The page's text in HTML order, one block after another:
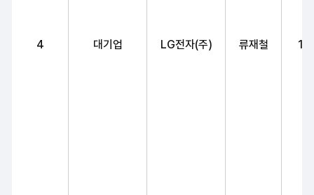
4 대기업 LG전자(주) 류재철 12